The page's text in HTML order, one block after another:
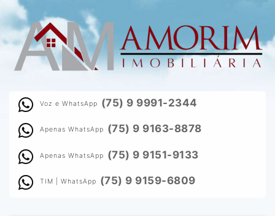
Voz e WhatsApp (75) 9 9991-2344
Apenas WhatsApp (75) 9 9163-8878
Apenas WhatsApp (75) 9 9151-9133
TIM | WhatsApp (75) 9 9159-6809